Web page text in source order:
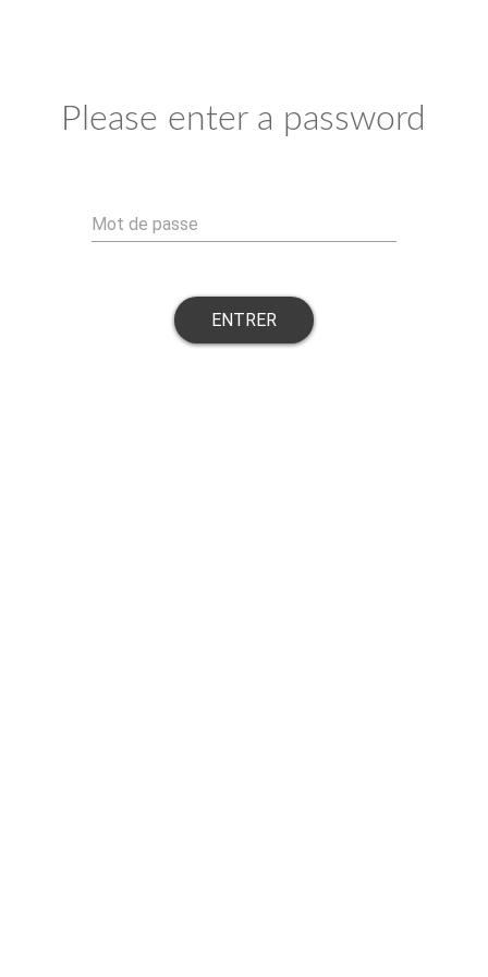
Please enter a password
Mot de passe
ENTRER